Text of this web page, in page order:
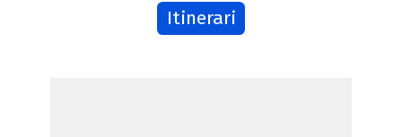
Itinerari